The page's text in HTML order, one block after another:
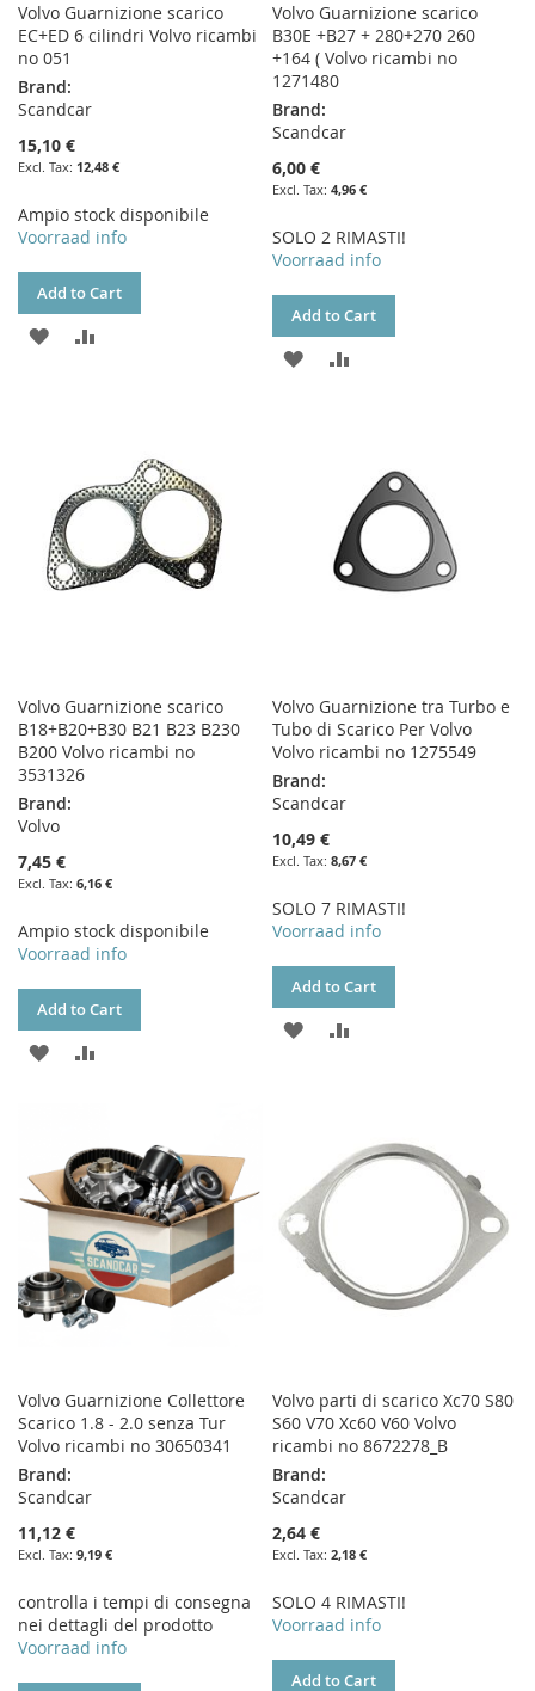
Volvo Guarnizione scarico
EC+ED 6 cilindri Volvo ricambi
no 051
Brand:
Scandcar
15,10 €
12,48 €
Ampio stock disponibile
Voorraad info
Add to Cart
ADD
Volvo Guarnizione scarico
B30E +B27 + 280+270 260
+164 ( Volvo ricambi no
1271480
Brand:
Scandcar
6,00 €
4,96 €
SOLO 2 RIMASTI!
Voorraad info
Add to Cart
ADD
Volvo Guarnizione scarico
B18+B20+B30 B21 B23 B230
B200 Volvo ricambi no
3531326
Brand:
Volvo
7,45 €
6,16 €
Ampio stock disponibile
Voorraad info
Add to Cart
ADD
LIST
Volvo Guarnizione tra Turbo e
Tubo di Scarico Per Volvo
Volvo ricambi no 1275549
Brand:
Scandcar
10,49 €
8,67 €
SOLO 7 RIMASTI!
Voorraad info
Add to Cart
ADD
Volvo Guarnizione Collettore
Scarico 1.8 - 2.0 senza Tur
Volvo ricambi no 30650341
Brand:
Scandcar
11,12 €
9,19 €
controlla i tempi di consegna
nei dettagli del prodotto
Voorraad info
Volvo parti di scarico Xc70 S80
S60 V70 Xc60 V60 Volvo
ricambi no 8672278_B
Brand:
Scandcar
2,64 €
2,18 €
SOLO 4 RIMASTI!
Voorraad info
Add to Cart